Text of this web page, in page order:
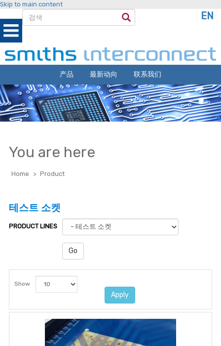
Skip to main content
EN
产品 最新动向 联系我们
You are here
Home > Product
테스트 소켓
PRODUCT LINES
Go
Show
Apply